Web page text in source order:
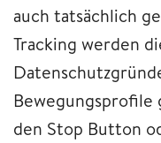
auch tatsächlich
Tracking werden
den Stop Button